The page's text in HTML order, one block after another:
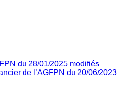
du 28/01/2025 modifiés
de l’AGFPN du 20/06/2023